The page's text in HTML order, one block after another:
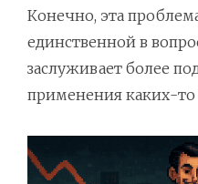
Конечно, эта
единственной в
заслуживает более
применения каких-